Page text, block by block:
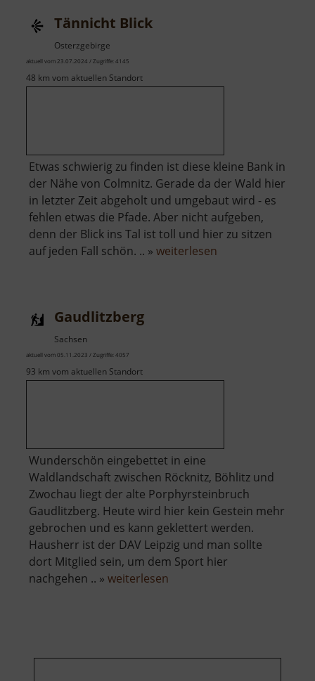
Tännicht Blick
Osterzgebirge
aktuell vom 23.07.2024 / Zugriffe: 4145
48 km vom aktuellen Standort
Etwas schwierig zu finden ist diese kleine Bank in
der Nähe von Colmnitz. Gerade da der Wald hier
in letzter Zeit abgeholt und umgebaut wird - es
fehlen etwas die Pfade. Aber nicht aufgeben,
denn der Blick ins Tal ist toll und hier zu sitzen
auf jeden Fall schön. .. » weiterlesen
Gaudlitzberg
Sachsen
aktuell vom 05.11.2023 / Zugriffe: 4057
93 km vom aktuellen Standort
Wunderschön eingebettet in eine
Waldlandschaft zwischen Röcknitz, Böhlitz und
Zwochau liegt der alte Porphyrsteinbruch
Gaudlitzberg. Heute wird hier kein Gestein mehr
gebrochen und es kann geklettert werden.
Hausherr ist der DAV Leipzig und man sollte
dort Mitglied sein, um dem Sport hier
nachgehen .. » weiterlesen